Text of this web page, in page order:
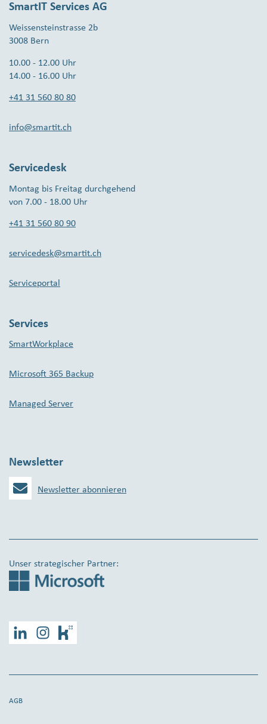
SmartIT Services AG
Weissensteinstrasse 2b
3008 Bern
10.00 - 12.00 Uhr
14.00 - 16.00 Uhr
+41 31 560 80 80
info@smartit.ch
Servicedesk
Montag bis Freitag durchgehend
von 7.00 - 18.00 Uhr
+41 31 560 80 90
servicedesk@smartit.ch
Serviceportal
Services
SmartWorkplace
Microsoft 365 Backup
Managed Server
Newsletter
Newsletter abonnieren
Unser strategischer Partner:
LinkedInInstagramKununu
AGB